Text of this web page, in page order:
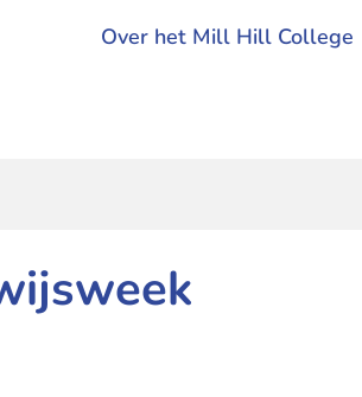
Over het Mill Hill College